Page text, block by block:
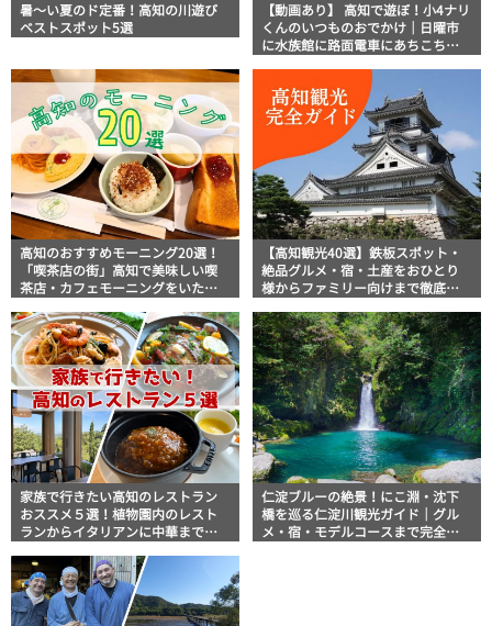
暑～い夏のド定番！高知の川遊び
ベストスポット5選
【動画あり】 高知で遊ぼ！小4ナリ
くんのいつものおでかけ｜日曜市
に水族館に路面電車にあちこち巡
高知のおすすめモーニング20選！
「喫茶店の街」高知で美味しい喫
茶店・カフェモーニングをいただ
【高知観光40選】鉄板スポット・
絶品グルメ・宿・土産をおひとり
様からファミリー向けまで徹底解
家族で行きたい高知のレストラン
おススメ５選！植物園内のレスト
ランからイタリアンに中華まで楽
仁淀ブルーの絶景！にこ淵・沈下
橋を巡る仁淀川観光ガイド｜グル
メ・宿・モデルコースまで完全網